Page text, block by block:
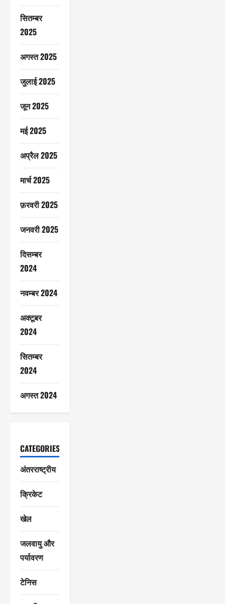
सितम्बर
2025
अगस्त 2025
जुलाई 2025
जून 2025
मई 2025
अप्रैल 2025
मार्च 2025
फ़रवरी 2025
जनवरी 2025
दिसम्बर
2024
नवम्बर 2024
अक्टूबर
2024
सितम्बर
2024
अगस्त 2024
CATEGORIES
अंतरराष्ट्रीय
क्रिकेट
खेल
जलवायु और
पर्यावरण
टेनिस